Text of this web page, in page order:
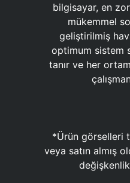
bilgisayar, en
mükemmel
geliştirilmiş
optimum sistem
tanır ve her
*Ürün görselleri
veya satın almış